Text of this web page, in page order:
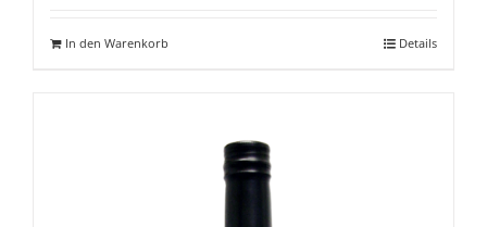
In den Warenkorb Details